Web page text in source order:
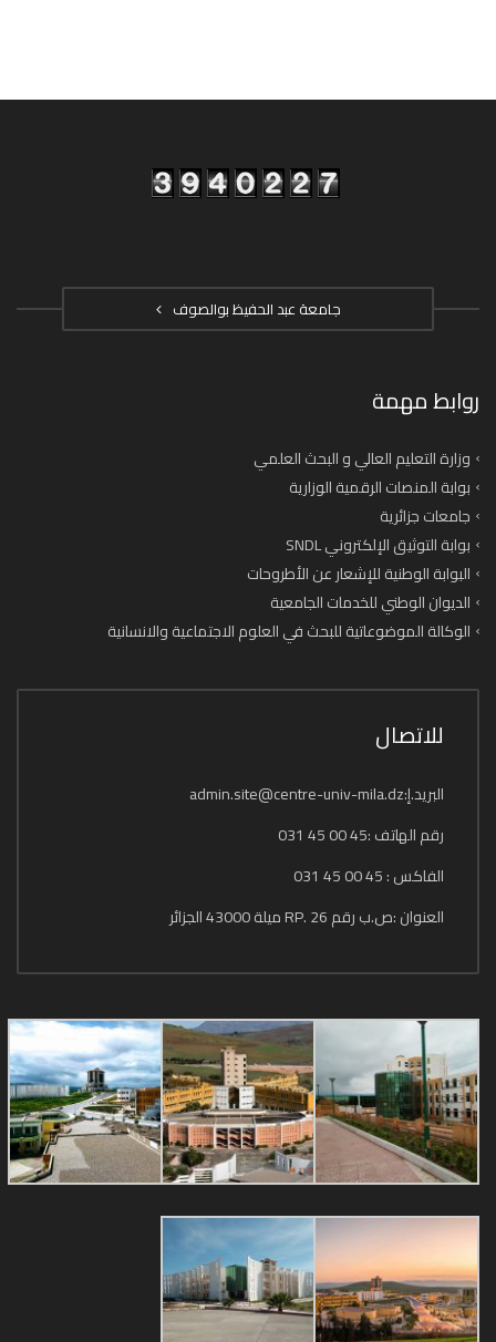
جامعة عبد الحفيظ بوالصوف
روابط مهمة
وزارة التعليم العالي و البحث العلمي
بوابة المنصات الرقمية الوزارية
جامعات جزائرية
بوابة التوثيق الإلكتروني SNDL
البوابة الوطنية للإشعار عن الأطروحات
الديوان الوطني للخدمات الجامعية
الوكالة الموضوعاتية للبحث في العلوم الاجتماعية والانسانية
للاتصال
البريد.إ:admin.site@centre-univ-mila.dz
رقم الهاتف :45 00 45 031
الفاكس : 45 00 45 031
العنوان :ص.ب رقم 26 .RP ميلة 43000 الجزائر